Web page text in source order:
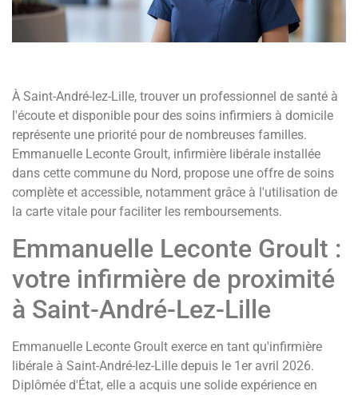
À Saint-André-lez-Lille, trouver un professionnel de santé à
l'écoute et disponible pour des soins infirmiers à domicile
représente une priorité pour de nombreuses familles.
Emmanuelle Leconte Groult, infirmière libérale installée
dans cette commune du Nord, propose une offre de soins
complète et accessible, notamment grâce à l'utilisation de
la carte vitale pour faciliter les remboursements.
Emmanuelle Leconte Groult :
votre infirmière de proximité
à Saint-André-Lez-Lille
Emmanuelle Leconte Groult exerce en tant qu'infirmière
libérale à Saint-André-lez-Lille depuis le 1er avril 2026.
Diplômée d'État, elle a acquis une solide expérience en